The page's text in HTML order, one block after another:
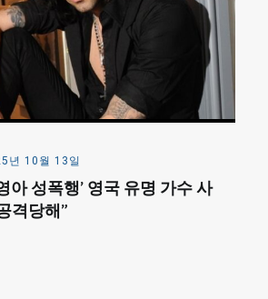
년 10월 13일
아 성폭행’ 영국 유명 가수 사
격당해”